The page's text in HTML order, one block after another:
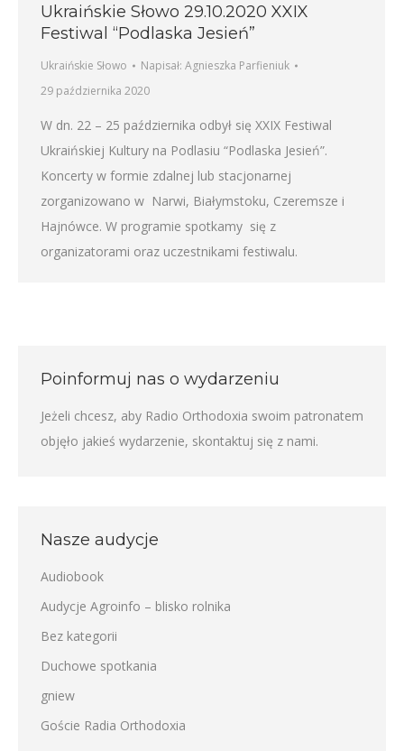
Ukraińskie Słowo 29.10.2020 XXIX
Festiwal “Podlaska Jesień”
Ukraińskie Słowo Napisał: Agnieszka Parfieniuk
29 października 2020
W dn. 22 – 25 października odbył się XXIX Festiwal
Ukraińskiej Kultury na Podlasiu “Podlaska Jesień”.
Koncerty w formie zdalnej lub stacjonarnej
zorganizowano w Narwi, Białymstoku, Czeremsze i
Hajnówce. W programie spotkamy się z
organizatorami oraz uczestnikami festiwalu.
Poinformuj nas o wydarzeniu
Jeżeli chcesz, aby Radio Orthodoxia swoim patronatem
objęło jakieś wydarzenie, skontaktuj się z nami.
Nasze audycje
Audiobook
Audycje Agroinfo – blisko rolnika
Bez kategorii
Duchowe spotkania
gniew
Goście Radia Orthodoxia